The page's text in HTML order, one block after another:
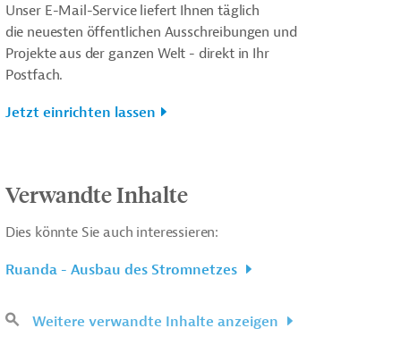
Unser E-Mail-Service liefert Ihnen täglich
die neuesten öffentlichen Ausschreibungen und
Projekte aus der ganzen Welt - direkt in Ihr
Postfach.
Jetzt einrichten lassen
Verwandte Inhalte
Dies könnte Sie auch interessieren:
Ruanda - Ausbau des Stromnetzes
Weitere verwandte Inhalte anzeigen